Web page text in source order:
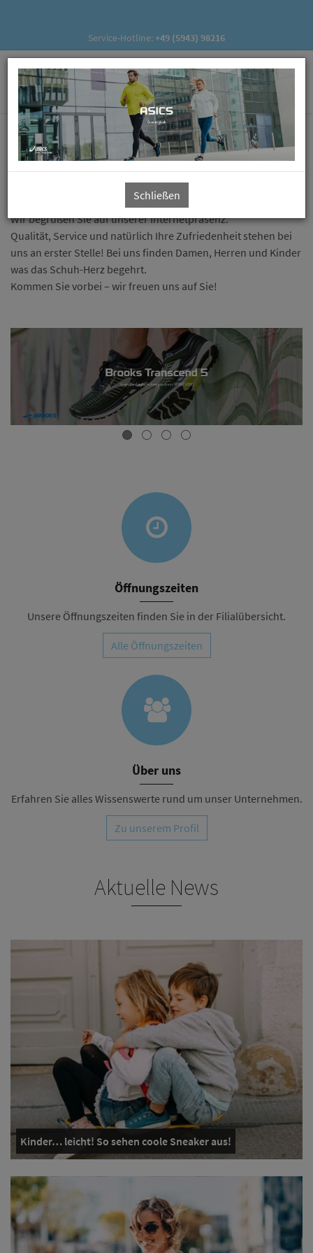
Service-Hotline: +49 (5943) 98216
Herzlich willkommen
Wir begrüßen Sie auf unserer Internetpräsenz.
Qualität, Service und natürlich Ihre Zufriedenheit stehen bei
uns an erster Stelle! Bei uns finden Damen, Herren und Kinder
was das Schuh-Herz begehrt.
Kommen Sie vorbei – wir freuen uns auf Sie!
Öffnungszeiten
Unsere Öffnungszeiten finden Sie in der Filialübersicht.
Alle Öffnungszeiten
Über uns
Erfahren Sie alles Wissenswerte rund um unser Unternehmen.
Zu unserem Profil
Aktuelle News
Kinder… leicht! So sehen coole Sneaker aus!
Schließen